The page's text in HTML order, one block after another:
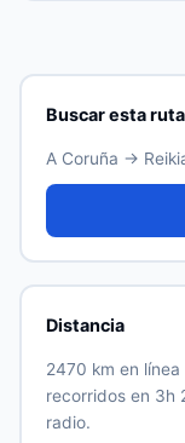
agencias en
Buscar esta ruta
A Coruña →
Distancia
2470 km en
recorridos en 3h
radio.